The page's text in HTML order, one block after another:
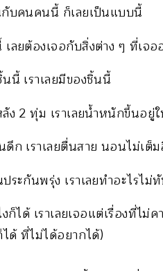
กับคนคนนี้ ก็เลยเป็นแบบนี้
เลยต้องเจอกับสิ่งต่าง ๆ ที่เจ
นี้ เราเลยมีของชิ้นนี้
ง 2 ทุ่ม เราเลยน้ำหนักขึ้นอยู่
ก เราเลยตื่นสาย นอนไม่เต็
ระกันพรุ่ง เราเลยทำอะไรไม่
ก็ได้ เราเลยเจอแต่เรื่องที่ไม่
ได้ ที่ไม่ได้อยากได้)